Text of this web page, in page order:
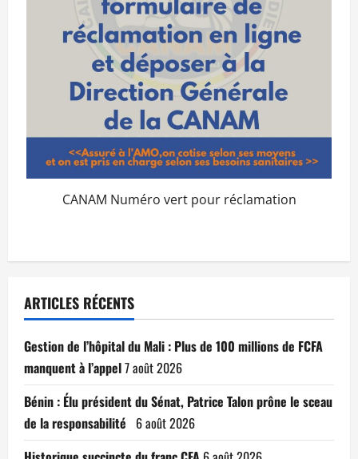
CANAM Numéro vert pour réclamation
ARTICLES RÉCENTS
Gestion de l’hôpital du Mali : Plus de 100 millions de FCFA
manquent à l’appel7 août 2026
Bénin : Élu président du Sénat, Patrice Talon prône le sceau
de la responsabilité 6 août 2026